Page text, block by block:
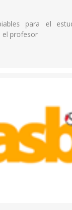
para el
el profesor